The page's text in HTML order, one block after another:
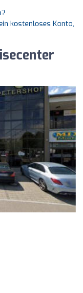
kostenloses Konto,